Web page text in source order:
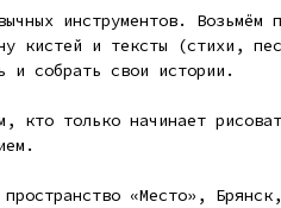
инструментов. Возьмём
кистей и тексты (стихи,
и собрать свои истории.
кто только начинает
«Место»,